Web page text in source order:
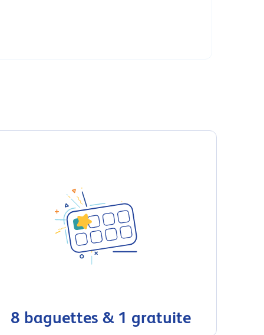
8 baguettes & 1 gratuite